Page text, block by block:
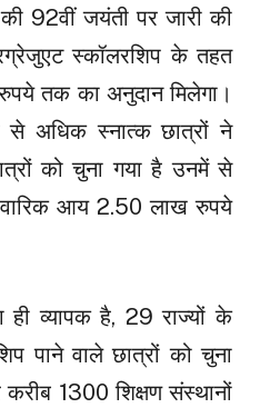
92वीं जयंती पर जारी की
स्कॉलरशिप के तहत
तक का अनुदान मिलेगा।
से अधिक स्नात्क छात्रों ने
को चुना गया है उनमें से
आय 2.50 लाख रुपये
ही व्यापक है, 29 राज्यों के
पाने वाले छात्रों को चुना
1300 शिक्षण संस्थानों